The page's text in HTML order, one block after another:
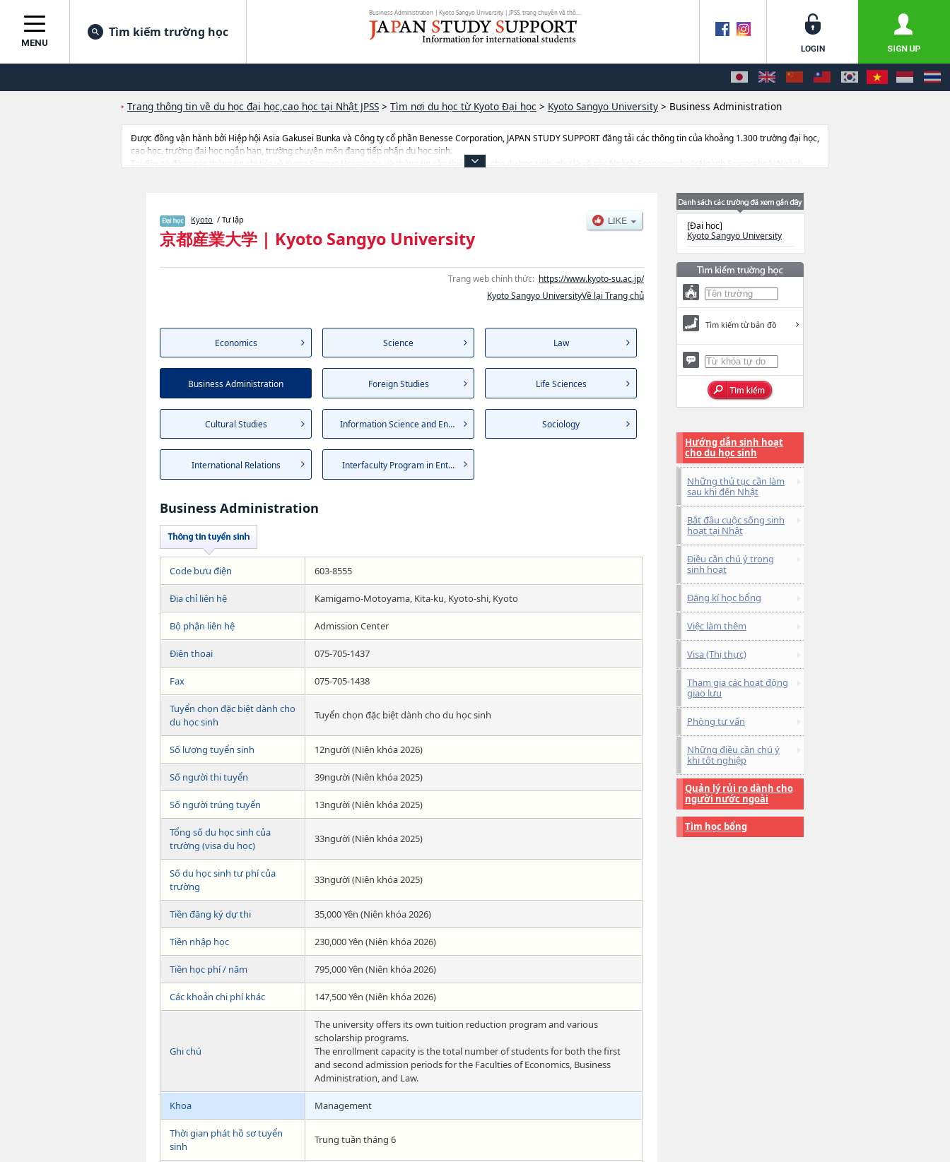
Business Administration | Kyoto Sangyo University | JPSS, trang chuyên về thô...
MENU
Tìm kiếm trường học
Trang thông tin về du học đại học,cao học tại Nhật JPSS > Tìm nơi du học từ Kyoto Đại học > Kyoto Sangyo University > Business Administration
Được đồng vận hành bởi Hiệp hội Asia Gakusei Bunka và Công ty cổ phần Benesse Corporation, JAPAN STUDY SUPPORT đăng tải các thông tin của khoảng 1.300 trường đại học,
cao học, trường đại học ngắn hạn, trường chuyên môn đang tiếp nhận du học sinh.
Tại đây có đăng các thông tin chi tiết về Kyoto Sangyo University, và thông tin cần thiết dành cho du học sinh, như là về các Ngành EconomicshoặcNgành SciencehoặcNgành
Kyoto / Tư lập
京都産業大学 | Kyoto Sangyo University
Trang web chính thức: https://www.kyoto-su.ac.jp/
Kyoto Sangyo UniversityVề lại Trang chủ
Economics Science Law
Business Administration Foreign Studies Life Sciences
Cultural Studies Information Science and Eng... Sociology
International Relations Interfaculty Program in Ent...
Business Administration
Code bưu điện 603-8555
Địa chỉ liên hệ Kamigamo-Motoyama, Kita-ku, Kyoto-shi, Kyoto
Bộ phận liên hệ Admission Center
Điện thoại 075-705-1437
Fax 075‐705‐1438
Tuyển chọn đặc biệt dành cho
du học sinh
Tuyển chọn đặc biệt dành cho du học sinh
Số lượng tuyển sinh 12người (Niên khóa 2026)
Số người thi tuyển 39người (Niên khóa 2025)
Số người trúng tuyển 13người (Niên khóa 2025)
Tổng số du học sinh của
trường (visa du học)
33người (Niên khóa 2025)
Số du học sinh tư phí của
trường
33người (Niên khóa 2025)
Tiền đăng ký dự thi 35,000 Yên (Niên khóa 2026)
Tiền nhập học 230,000 Yên (Niên khóa 2026)
Tiền học phí / năm 795,000 Yên (Niên khóa 2026)
Các khoản chi phí khác 147,500 Yên (Niên khóa 2026)
Ghi chú
The university offers its own tuition reduction program and various
scholarship programs.
The enrollment capacity is the total number of students for both the first
and second admission periods for the Faculties of Economics, Business
Administration, and Law.
Khoa Management
Thời gian phát hồ sơ tuyển
sinh
Trung tuần tháng 6
[Đại học]
Kyoto Sangyo University
Tìm kiếm từ bản đồ
Hướng dẫn sinh hoạt
cho du học sinh
Những thủ tục cần làm
sau khi đến Nhật
Bắt đầu cuộc sống sinh
hoạt tại Nhật
Điều cần chú ý trong
sinh hoạt
Đăng kí học bổng
Việc làm thêm
Visa (Thị thực)
Tham gia các hoạt động
giao lưu
Phòng tư vấn
Những điều cần chú ý
khi tốt nghiệp
Quản lý rủi ro dành cho
người nước ngoài
Tìm học bổng